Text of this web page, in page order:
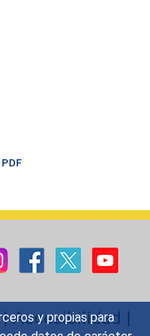
y propias para
PDF
Accesibilidad |